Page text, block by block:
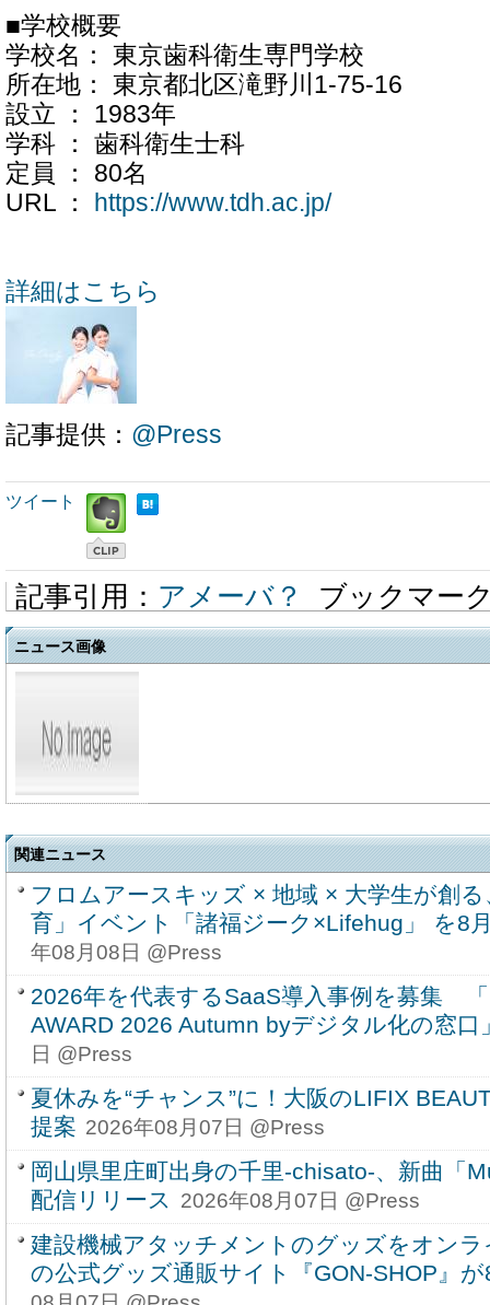
■学校概要
学校名： 東京歯科衛生専門学校
所在地： 東京都北区滝野川1-75-16
設立 ： 1983年
学科 ： 歯科衛生士科
定員 ： 80名
URL ：
https://www.tdh.ac.jp/
詳細はこちら
記事提供： @Press
ツイート
記事引用： アメーバ？ ブックマー
ニュース画像
関連ニュース
フロムアースキッズ × 地域 × 大学生が創
育」イベント「諸福ジーク×Lifehug」 を8
年08月08日 @Press
2026年を代表するSaaS導入事例を募集
AWARD 2026 Autumn byデジタル化の窓口
日 @Press
夏休みを“チャンス”に！大阪のLIFIX
提案 2026年08月07日 @Press
岡山県里庄町出身の千里-chisato-、新曲「
配信リリース 2026年08月07日 @Press
建設機械アタッチメントのグッズをオン
の公式グッズ通販サイト『GON-SHOP』